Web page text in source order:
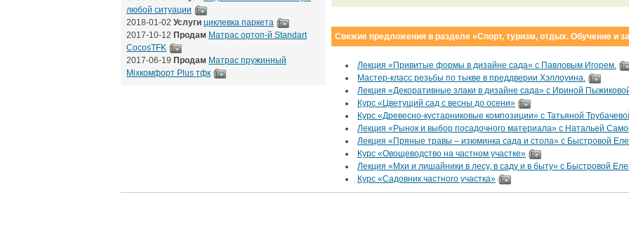
Свежие предложения в разделе «Спорт, туризм, отдых. Обучение и
Лекция «Привитые формы в дизайне сада» с Павловым Игорем.
Мастер-класс резьбы по тыкве в преддверии Хэллоуина.
Лекция «Декоративные злаки в дизайне сада» с Ириной
Курс «Цветущий сад с весны до осени»
Курс «Древесно-кустарниковые композиции» с Татьяной
Лекция «Рынок и выбор посадочного материала» с Натальей
Лекция «Пряные травы – изюминка сада и стола» с Быстровой
Курс «Овощеводство на частном участке»
Лекция «Мхи и лишайники в лесу, в саду и в быту» с Быстровой
Курс «Садовник частного участка»
любой ситуации
2018-01-02 Услуги циклевка паркета
2017-10-12 Продам Матрас ортоп-й Standart
CocosTFK
2017-06-19 Продам Матрас пружинный
Mixкомфорт Plus тфк